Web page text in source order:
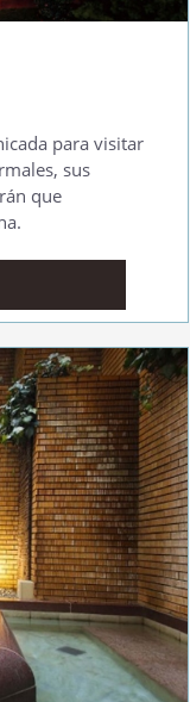
para visitar
sus
que